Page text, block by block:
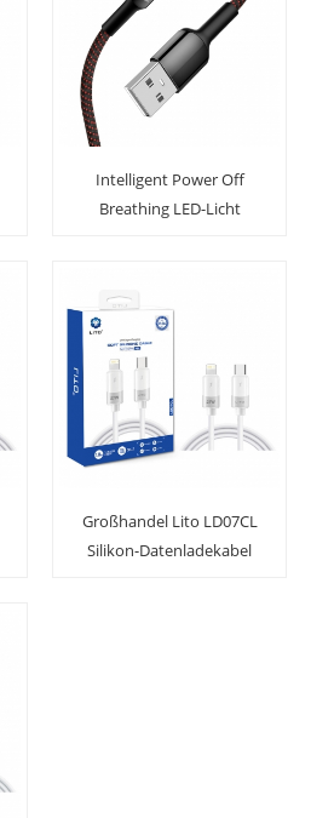
Intelligent Power Off
Breathing LED-Licht
Großhandel Lito LD07CL
Silikon-Datenladekabel